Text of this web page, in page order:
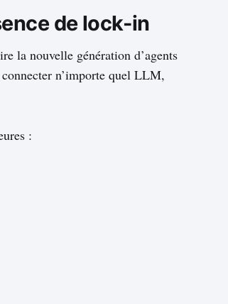
de lock-in
la nouvelle génération d’agents
n’importe quel LLM,
: